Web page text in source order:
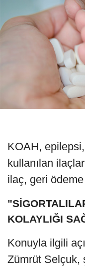
KOAH,
kullanılan
ilaç, geri ödeme
KOLAYLIĞI
Konuyla ilgili
Zümrüt Selçuk,